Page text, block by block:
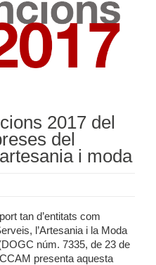
2017 del
del
i moda
tan d’entitats com
l’Artesania i la Moda
núm. 7335, de 23 de
presenta aquesta